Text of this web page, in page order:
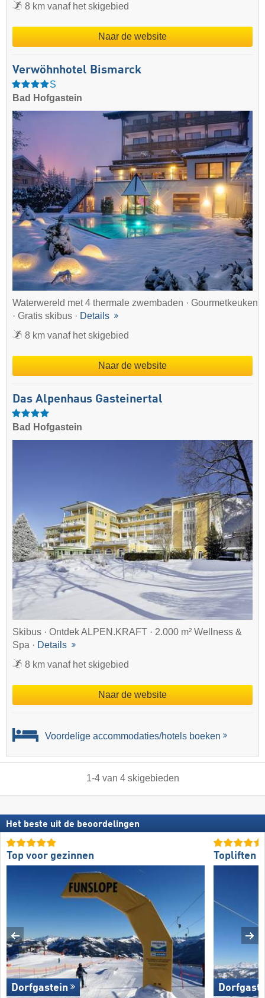
8 km vanaf het skigebied
Naar de website
Verwöhnhotel Bismarck
S
Bad Hofgastein
Waterwereld met 4 thermale zwembaden · Gourmetkeuken
· Gratis skibus · Details
8 km vanaf het skigebied
Naar de website
Das Alpenhaus Gasteinertal
Bad Hofgastein
Skibus · Ontdek ALPEN.KRAFT · 2.000 m² Wellness &
Spa · Details
8 km vanaf het skigebied
Naar de website
Voordelige accommodaties/hotels boeken
1-4van 4 skigebieden
Het beste uit de beoordelingen
Top voor gezinnen
Dorfgastein
Topliften